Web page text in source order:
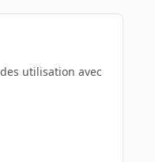
utilisation avec